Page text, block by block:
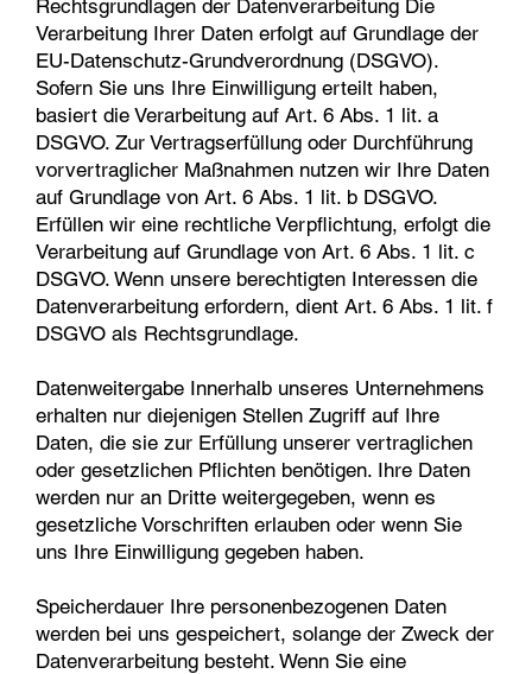
Rechtsgrundlagen der Datenverarbeitung Die
Verarbeitung Ihrer Daten erfolgt auf Grundlage der
EU-Datenschutz-Grundverordnung (DSGVO).
Sofern Sie uns Ihre Einwilligung erteilt haben,
basiert die Verarbeitung auf Art. 6 Abs. 1 lit. a
DSGVO. Zur Vertragserfüllung oder Durchführung
vorvertraglicher Maßnahmen nutzen wir Ihre Daten
auf Grundlage von Art. 6 Abs. 1 lit. b DSGVO.
Erfüllen wir eine rechtliche Verpflichtung, erfolgt die
Verarbeitung auf Grundlage von Art. 6 Abs. 1 lit. c
DSGVO. Wenn unsere berechtigten Interessen die
Datenverarbeitung erfordern, dient Art. 6 Abs. 1 lit. f
DSGVO als Rechtsgrundlage.
Datenweitergabe Innerhalb unseres Unternehmens
erhalten nur diejenigen Stellen Zugriff auf Ihre
Daten, die sie zur Erfüllung unserer vertraglichen
oder gesetzlichen Pflichten benötigen. Ihre Daten
werden nur an Dritte weitergegeben, wenn es
gesetzliche Vorschriften erlauben oder wenn Sie
uns Ihre Einwilligung gegeben haben.
Speicherdauer Ihre personenbezogenen Daten
werden bei uns gespeichert, solange der Zweck der
Datenverarbeitung besteht. Wenn Sie eine